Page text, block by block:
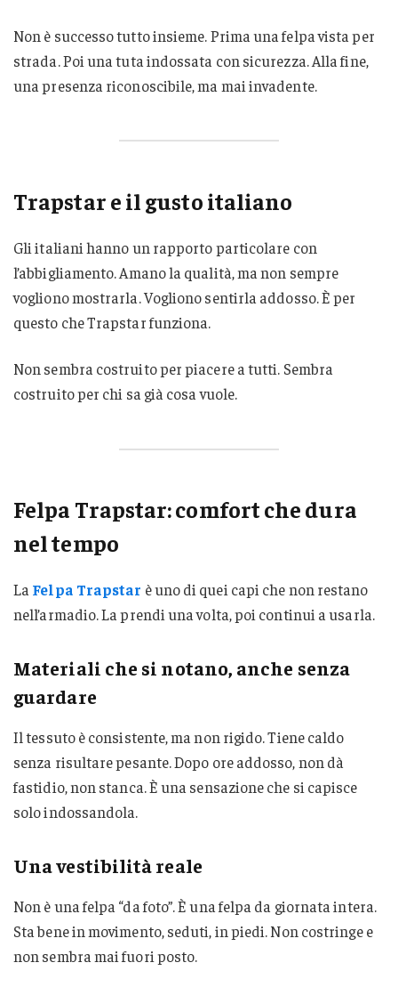
Non è successo tutto insieme. Prima una felpa vista per
strada. Poi una tuta indossata con sicurezza. Alla fine,
una presenza riconoscibile, ma mai invadente.
Trapstar e il gusto italiano
Gli italiani hanno un rapporto particolare con
l’abbigliamento. Amano la qualità, ma non sempre
vogliono mostrarla. Vogliono sentirla addosso. È per
questo che Trapstar funziona.
Non sembra costruito per piacere a tutti. Sembra
costruito per chi sa già cosa vuole.
Felpa Trapstar: comfort che dura
nel tempo
La Felpa Trapstar è uno di quei capi che non restano
nell’armadio. La prendi una volta, poi continui a usarla.
Materiali che si notano, anche senza
guardare
Il tessuto è consistente, ma non rigido. Tiene caldo
senza risultare pesante. Dopo ore addosso, non dà
fastidio, non stanca. È una sensazione che si capisce
solo indossandola.
Una vestibilità reale
Non è una felpa “da foto”. È una felpa da giornata intera.
Sta bene in movimento, seduti, in piedi. Non costringe e
non sembra mai fuori posto.